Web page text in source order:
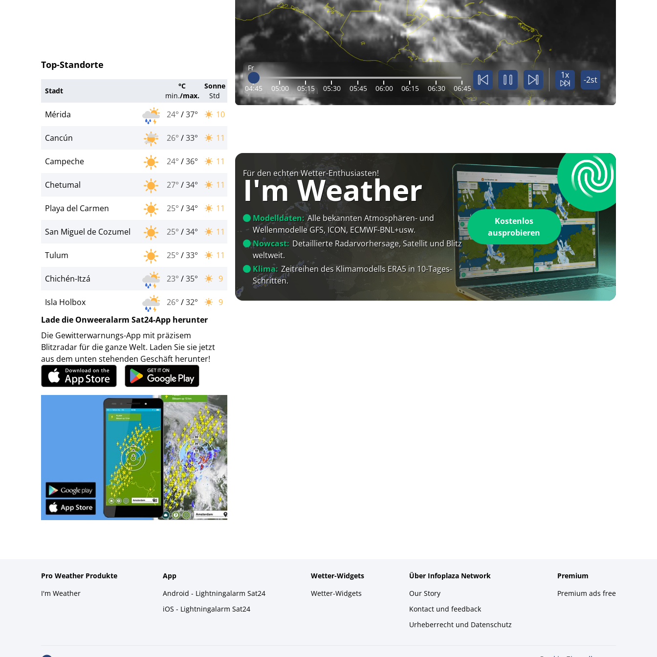
Top-Standorte
Stadt
°C
min./max.
Sonne
Std
Mérida 24° /37° 10
Cancún 26° /33° 11
Campeche 24° /36° 11
Chetumal 27° /34° 11
Playa del Carmen 25° /34° 11
San Miguel de Cozumel 25° /34° 11
Tulum 25° /33° 11
Chichén-Itzá 23° /35° 9
Isla Holbox 26° /32°
9
Lade die Onweeralarm Sat24-App herunter
Die Gewitterwarnungs-App mit präzisem
Blitzradar für die ganze Welt. Laden Sie sie jetzt
aus dem unten stehenden Geschäft herunter!
Fr
04:45 05:00 05:15 05:30 05:45 06:00 06:15 06:30 06:45
1x -2st
Für den echten Wetter-Enthusiasten!
I'm Weather
Modelldaten: Alle bekannten Atmosphären- und
Wellenmodelle GFS, ICON, ECMWF-BNL+usw.
Nowcast: Detaillierte Radarvorhersage, Satellit und Blitz
weltweit.
Klima: Zeitreihen des Klimamodells ERA5 in 10-Tages-
Schritten.
Kostenlos
ausprobieren
Pro Weather Produkte
I'm Weather
App
Android - Lightningalarm Sat24
iOS - Lightningalarm Sat24
Wetter-Widgets
Wetter-Widgets
Über Infoplaza Network
Our Story
Kontact und feedback
Urheberrecht und Datenschutz
Premium
Premium ads free